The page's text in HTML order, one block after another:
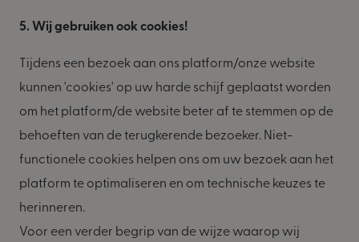
5. Wij gebruiken ook cookies!
Tijdens een bezoek aan ons platform/onze website
kunnen 'cookies' op uw harde schijf geplaatst worden
om het platform/de website beter af te stemmen op de
behoeften van de terugkerende bezoeker. Niet-
functionele cookies helpen ons om uw bezoek aan het
platform te optimaliseren en om technische keuzes te
herinneren.
Voor een verder begrip van de wijze waarop wij